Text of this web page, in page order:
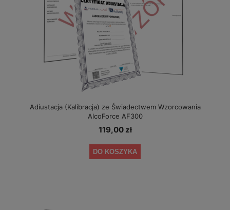
Adiustacja (Kalibracja) ze Świadectwem Wzorcowania
AlcoForce AF300
119,00 zł
DO KOSZYKA